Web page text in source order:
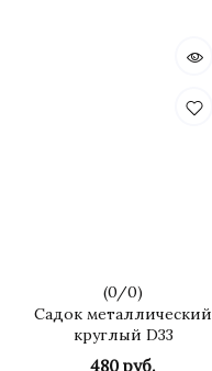
(0/0)
Садок металлический
круглый D33
480 руб.